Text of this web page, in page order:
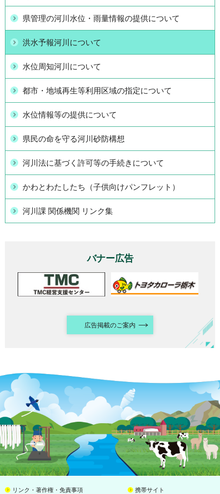
県管理の河川水位・雨量情報の提供について
洪水予報河川について
水位周知河川について
都市・地域再生等利用区域の指定について
水位情報等の提供について
県民の命を守る河川砂防構想
河川法に基づく許可等の手続きについて
かわとわたしたち（子供向けパンフレット）
河川課 関係機関 リンク集
バナー広告
広告掲載のご案内
リンク・著作権・免責事項 携帯サイト